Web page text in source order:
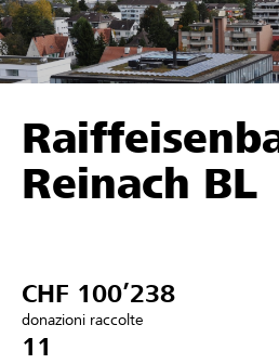
Sostenere
Aiuto & supporto
Trova progetti e organizzazioni
Reinach BL
CHF 100’238
donazioni raccolte
11